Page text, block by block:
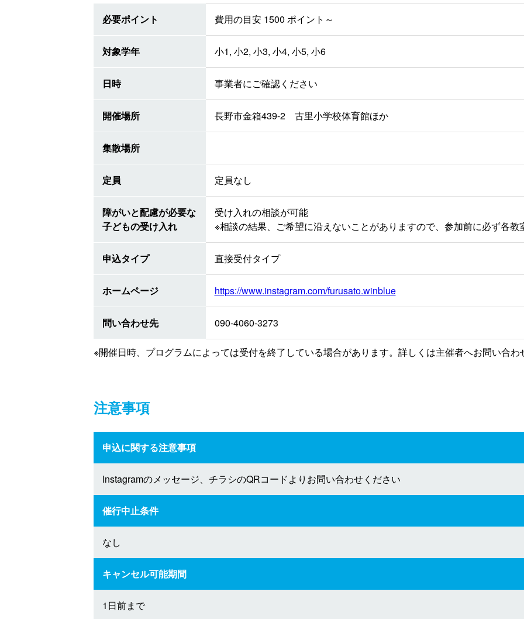
必要ポイント 費用の目安 1500 ポイント～
対象学年 小1, 小2, 小3, 小4, 小5, 小6
日時 事業者にご確認ください
開催場所 長野市金箱439-2 古里小学校体育館ほか
集散場所
定員 定員なし
障がいと配慮が必要な
子どもの受け入れ
受け入れの相談が可能
※相談の結果、ご希望に沿えないことがありますので、参加前に必ず各教
申込タイプ 直接受付タイプ
ホームページ https://www.instagram.com/furusato.winblue
問い合わせ先 090-4060-3273
※開催日時、プログラムによっては受付を終了している場合があります。詳しくは主催者へお問い合わ
注意事項
申込に関する注意事項
Instagramのメッセージ、チラシのQRコードよりお問い合わせください
催行中止条件
なし
キャンセル可能期間
1日前まで